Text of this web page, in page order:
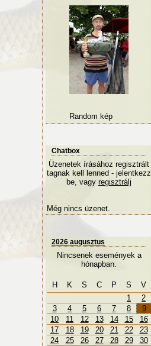
Random kép
Chatbox
Üzenetek írásához regisztrált
tagnak kell lenned - jelentkezz
be, vagy regisztrálj
Még nincs üzenet.
2026 augusztus
Nincsenek események a
hónapban.
H K S C P S
V
1
2
3
4 5 6 7 8
9
10
11 12 13 14 15
16
17
18 19 20 21 22
23
24
25 26 27 28 29
30